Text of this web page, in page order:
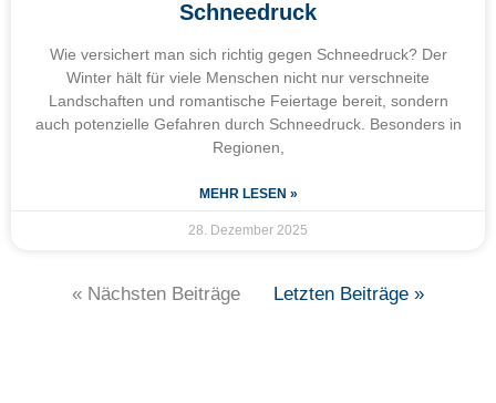
Schneedruck
Wie versichert man sich richtig gegen Schneedruck? Der
Winter hält für viele Menschen nicht nur verschneite
Landschaften und romantische Feiertage bereit, sondern
auch potenzielle Gefahren durch Schneedruck. Besonders in
Regionen,
MEHR LESEN »
28. Dezember 2025
« Nächsten Beiträge Letzten Beiträge »